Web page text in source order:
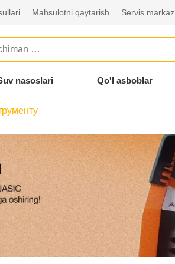
Mahsulotni qaytarish Servis markaz
nasoslari Qo'l asboblar